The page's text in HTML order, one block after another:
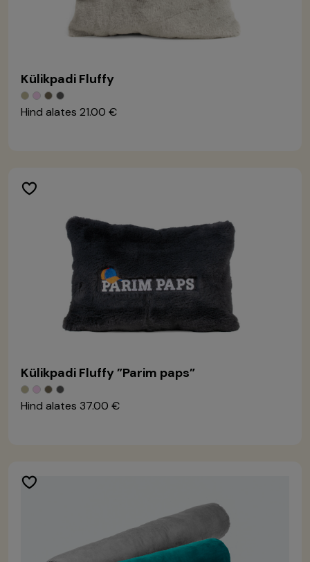
Külikpadi Fluffy
Hind alates 21.00 €
Külikpadi Fluffy ”Parim paps”
Hind alates 37.00 €